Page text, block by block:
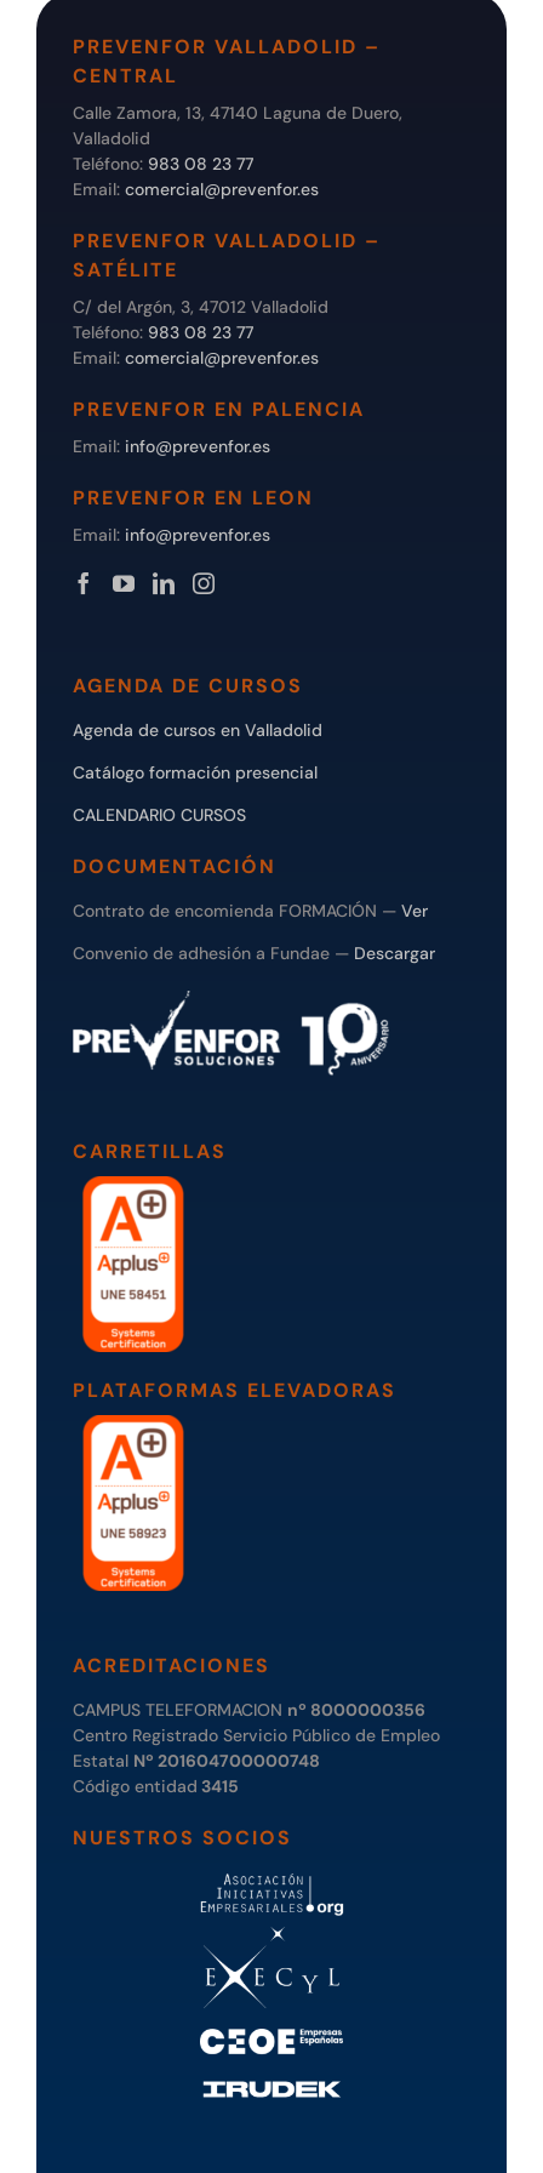
PREVENFOR VALLADOLID –
CENTRAL
Calle Zamora, 13, 47140 Laguna de Duero,
Valladolid
Teléfono: 983 08 23 77
Email: comercial@prevenfor.es
PREVENFOR VALLADOLID –
SATÉLITE
C/ del Argón, 3, 47012 Valladolid
Teléfono: 983 08 23 77
Email: comercial@prevenfor.es
PREVENFOR EN PALENCIA
Email: info@prevenfor.es
PREVENFOR EN LEON
Email: info@prevenfor.es
AGENDA DE CURSOS
Agenda de cursos en Valladolid
Catálogo formación presencial
CALENDARIO CURSOS
DOCUMENTACIÓN
Contrato de encomienda FORMACIÓN — Ver
Convenio de adhesión a Fundae — Descargar
CARRETILLAS
PLATAFORMAS ELEVADORAS
ACREDITACIONES
CAMPUS TELEFORMACION nº 8000000356
Centro Registrado Servicio Público de Empleo
Estatal Nº 201604700000748
Código entidad 3415
NUESTROS SOCIOS